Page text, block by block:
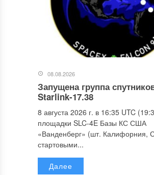
08.08.2026
Запущена группа
Starlink-17.38
8 августа 2026 г. в 16:35 UTC
площадки SLC-4E Базы КС США
«Ванденберг» (шт. Калифорния,
стартовыми...
Далее